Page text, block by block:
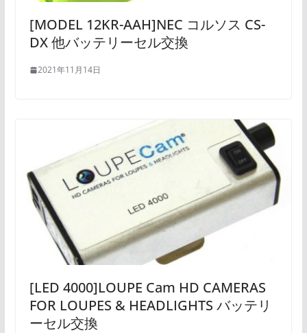
[MODEL 12KR-AAH]NEC コルソス CS-
DX 他バッテリーセル交換
2021年11月14日
[LED 4000]LOUPE Cam HD CAMERAS
FOR LOUPES & HEADLIGHTS バッテリ
ーセル交換